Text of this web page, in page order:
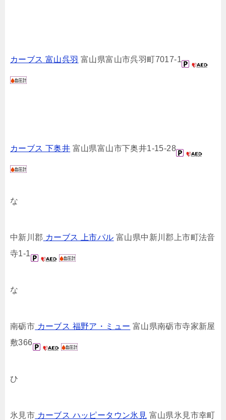
カーブス 富山呉羽 富山県富山市呉羽町7017-1
カーブス 下奥井 富山県富山市下奥井1-15-28
な
中新川郡 カーブス 上市パル 富山県中新川郡上市町法音
寺1-1
な
南砺市 カーブス 福野ア・ミュー 富山県南砺市寺家新屋
敷366
ひ
氷見市 カーブス ハッピータウン氷見 富山県氷見市幸町